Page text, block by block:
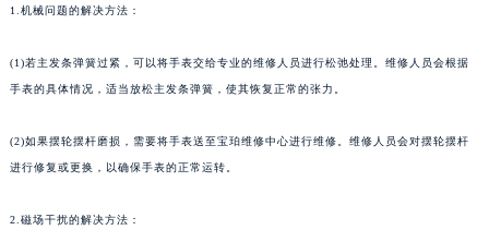
1.机械问题的解决方法：
(1)若主发条弹簧过紧，可以将手表交给专业的维修人员进行松弛处理。维修人员会根据
手表的具体情况，适当放松主发条弹簧，使其恢复正常的张力。
(2)如果摆轮摆杆磨损，需要将手表送至宝珀维修中心进行维修。维修人员会对摆轮摆杆
进行修复或更换，以确保手表的正常运转。
2.磁场干扰的解决方法：